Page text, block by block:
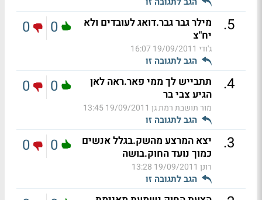
5
.
מילר גבר גבר.דואג לעובדים ולא
יח"צ
ג'ודי 19/09/2011 16:07
הגב לתגובה זו
0
0
4
.
תתבייש לך ממי פאר.ראה לאן
הגיע צבי בר
מור תושבת רמת גן 19/09/2011 13:45
הגב לתגובה זו
0
0
3
.
יצא המרצע מהשק.בגלל אנשים
כמוך נועד החוק.בושה
רונן 19/09/2011 13:28
הגב לתגובה זו
0
0